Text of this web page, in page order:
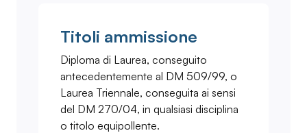
Titoli ammissione
Diploma di Laurea, conseguito
antecedentemente al DM 509/99, o
Laurea Triennale, conseguita ai sensi
del DM 270/04, in qualsiasi disciplina
o titolo equipollente.